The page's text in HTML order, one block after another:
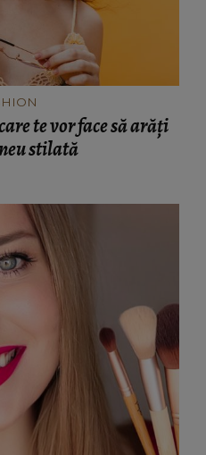
te vor face să arăți
stilată